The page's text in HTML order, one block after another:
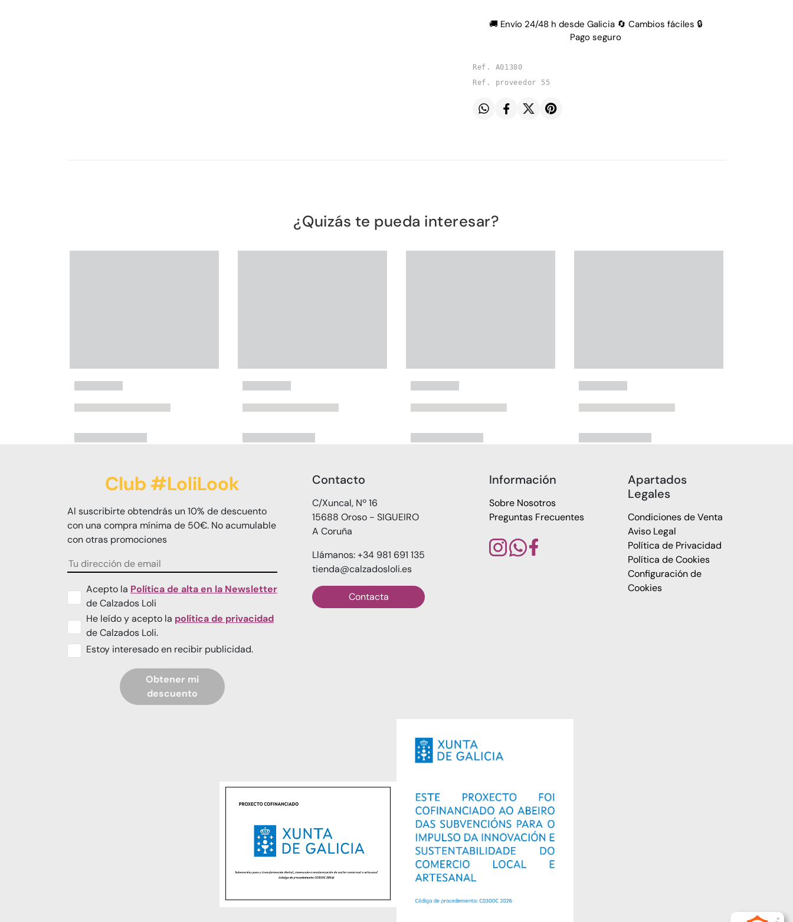
🚚 Envío 24/48 h desde Galicia 🔄 Cambios fáciles 🔒
Pago seguro
Ref. A01380
Ref. proveedor 55
¿Quizás te pueda interesar?
Club #LoliLook
Al suscribirte obtendrás un 10% de descuento
con una compra mínima de 50€. No acumulable
con otras promociones
Acepto la Política de alta en la Newsletter
de Calzados Loli
He leído y acepto la política de privacidad
de Calzados Loli.
Estoy interesado en recibir publicidad.
Obtener mi
descuento
Contacto
C/Xuncal, Nº 16
15688 Oroso - SIGUEIRO
A Coruña
Llámanos: +34 981 691 135
tienda@calzadosloli.es
Contacta
Información
Sobre Nosotros
Preguntas Frecuentes
Apartados
Legales
Condiciones de Venta
Aviso Legal
Política de Privacidad
Política de Cookies
Configuración de
Cookies